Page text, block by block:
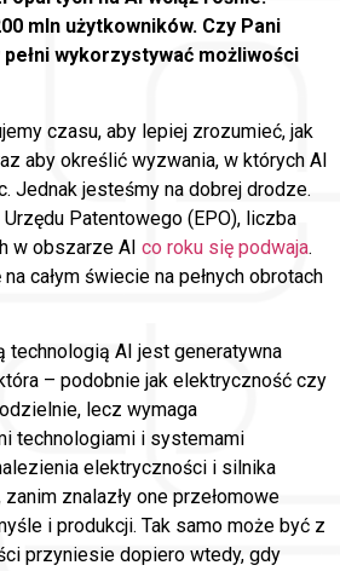
mln użytkowników. Czy Pani
wykorzystywać możliwości
czasu, aby lepiej zrozumieć, jak
aby określić wyzwania, w których AI
Jednak jesteśmy na dobrej drodze.
Patentowego (EPO), liczba
w obszarze AI co roku się podwaja.
całym świecie na pełnych obrotach
technologią AI jest generatywna
– podobnie jak elektryczność czy
lecz wymaga
technologiami i systemami
elektryczności i silnika
znalazły one przełomowe
i produkcji. Tak samo może być z
przyniesie dopiero wtedy, gdy